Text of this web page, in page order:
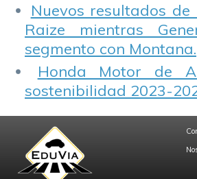
Nuevos resultados
Raize mientras
segmento con Montana.
Honda Motor de
sostenibilidad 2023-